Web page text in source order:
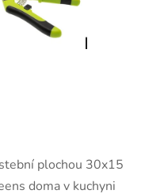
plochou 30x15
doma v kuchyni